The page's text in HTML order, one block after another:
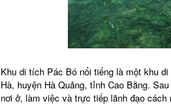
Khu di tích Pác Bó nổi tiếng là một khu
Hà, huyện Hà Quảng, tỉnh Cao Bằng.
nơi ở, làm việc và trực tiếp lãnh đạo cách